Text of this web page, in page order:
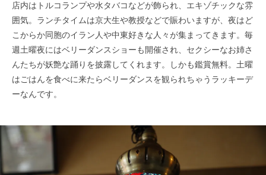
店内はトルコランプや水タバコなどが飾られ、エキゾチックな雰
囲気。ランチタイムは京大生や教授などで賑わいますが、夜はど
こからか同胞のイラン人や中東好きな人々が集まってきます。毎
週土曜夜にはベリーダンスショーも開催され、セクシーなお姉さ
んたちが妖艶な踊りを披露してくれます。しかも鑑賞無料。土曜
はごはんを食べに来たらベリーダンスを観られちゃうラッキーデ
ーなんです。